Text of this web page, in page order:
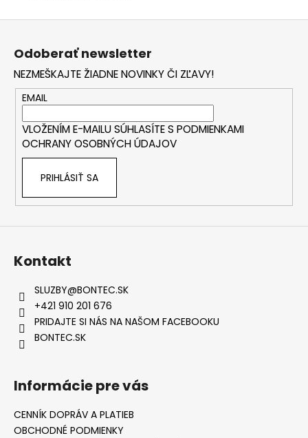
Z
Odoberať newsletter
NEZMEŠKAJTE ŽIADNE NOVINKY ČI ZĽAVY!
EMAIL
VLOŽENÍM E-MAILU SÚHLASÍTE S PODMIENKAMI
OCHRANY OSOBNÝCH ÚDAJOV
PRIHLÁSIŤ SA
Kontakt
SLUZBY@BONTEC.SK
+421 910 201 676
PRIDAJTE SI NÁS NA NAŠOM FACEBOOKU
BONTEC.SK
Informácie pre vás
CENNÍK DOPRÁV A PLATIEB
OBCHODNÉ PODMIENKY